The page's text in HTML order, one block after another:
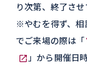
り次第、終了させ
※やむを得ず、相
でご来場の際は「
」から開催日